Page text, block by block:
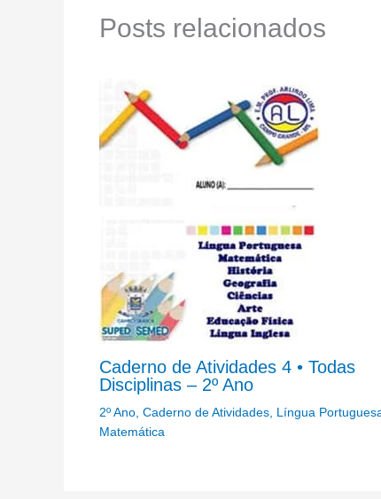
Posts relacionados
Caderno de Atividades 4 • Todas
Disciplinas – 2º Ano
2º Ano, Caderno de Atividades, Língua
Matemática